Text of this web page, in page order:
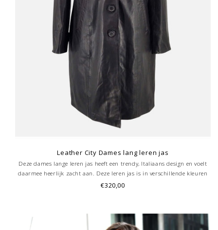
Leather City Dames lang leren jas
Deze dames lange leren jas heeft een trendy, Italiaans design en voelt
daarmee heerlijk zacht aan. Deze leren jas is in verschillende kleuren
te verkrijgen. De dames leren jas is dankzij de luxueuze -behandeling
€320,00